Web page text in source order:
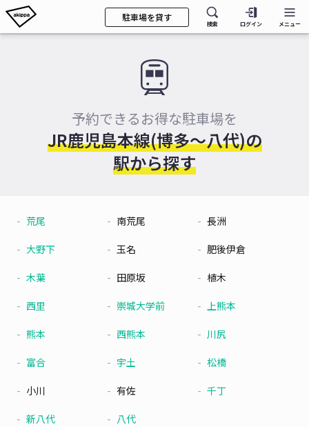
駐車場を貸す
検索 ログイン メニュー
予約できるお得な駐車場を
JR鹿児島本線(博多～八代)の
駅から探す
荒尾 南荒尾 長洲
大野下 玉名 肥後伊倉
木葉 田原坂 植木
西里 崇城大学前 上熊本
熊本 西熊本 川尻
富合 宇土 松橋
小川 有佐 千丁
新八代 八代